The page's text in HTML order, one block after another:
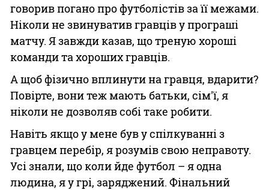
говорив погано про футболістів за її межами.
Ніколи не звинуватив гравців у програші
матчу. Я завжди казав, що треную хороші
команди та хороших гравців.
А щоб фізично вплинути на гравця, вдарити?
Повірте, вони теж мають батьки, сім'ї, я
ніколи не дозволяв собі таке робити.
Навіть якщо у мене був у спілкуванні з
гравцем перебір, я розумів свою неправоту.
Усі знали, що коли йде футбол – я одна
людина, я у грі, заряджений. Фінальний